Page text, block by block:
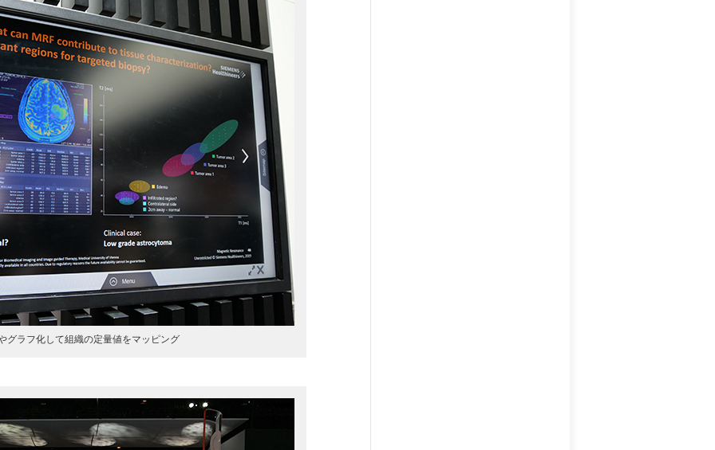
グラフ化して組織の定量値をマッピング